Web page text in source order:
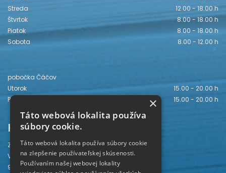
Streda
12.00 - 18.00 h
Štvrtok
8.00 - 18.00 h
Piatok
8.00 - 18.00 h
Sobota
8.00 - 12.00 h
pobočka Čáčov
Utorok
15.00 - 20.00 h
Piatok
15.00 - 20.00 h
Kontakt
Záhorská knižnica
Vajanského 28
905 01 Senica
×
Táto webová lokalita používa
súbory cookie.
Táto webová lokalita používa súbory cookie
na zlepšenie používateľskej skúsenosti.
Používaním našej webovej lokality